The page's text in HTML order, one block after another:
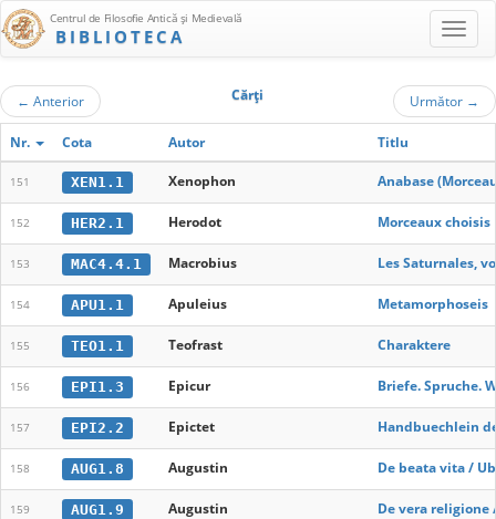
Centrul de Filosofie Antică şi Medievală
BIBLIOTECA
← Anterior Cărţi Următor →
Nr. Cota Autor Titlu
151 XEN1.1 Xenophon Anabase
152 HER2.1 Herodot Morceaux choisis
153 MAC4.4.1 Macrobius Les Saturnales,
154 APU1.1 Apuleius Metamorphoseis
155 TEO1.1 Teofrast Charaktere
156 EPI1.3 Epicur Briefe. Spruche.
157 EPI2.2 Epictet Handbuechlein
158 AUG1.8 Augustin De beata vita /
159 AUG1.9 Augustin De vera religione